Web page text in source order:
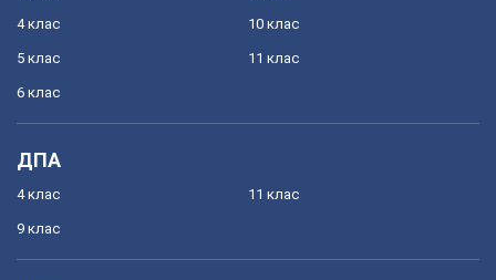
4 клас
5 клас
6 клас
10 клас
11 клас
ДПА
4 клас
9 клас
11 клас